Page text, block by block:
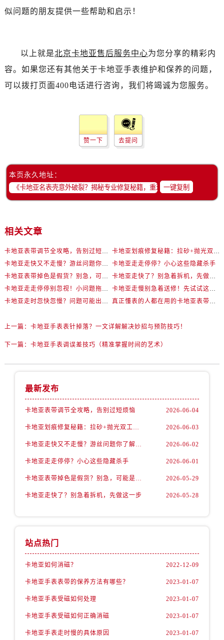
似问题的朋友提供一些帮助和启示！
以上就是北京卡地亚售后服务中心为您分享的精彩内
容。如果您还有其他关于卡地亚手表维护和保养的问题，
可以拨打页面400电话进行咨询，我们将竭诚为您服务。
赞一下 去提问
本页永久地址：
一键复制
相关文章
卡地亚表带调节全攻略，告别过短烦恼
卡地亚划痕修复秘籍：拉砂+抛光双工艺还原如新
卡地亚走快又不走慢？游丝问题你了解多少？
卡地亚走走停停？小心这些隐藏杀手
卡地亚表带掉色是假货？别急，可能是这些日常习惯惹的祸
卡地亚走快了？别急着拆机，先做这一步
卡地亚走走停停别忽视！小问题拖成大修很烧钱
卡地亚走慢别急着送修！先试试这些方法
卡地亚走时忽快忽慢？问题可能出在你睡觉时！
真正懂表的人都在用的卡地亚表带调节技巧
上一篇： 卡地亚手表表针掉落？一文详解解决妙招与预防技巧！
下一篇： 卡地亚手表调误差技巧（精准掌握时间的艺术）
最新发布
卡地亚表带调节全攻略，告别过短烦恼 2026-06-04
卡地亚划痕修复秘籍：拉砂+抛光双工艺还原如新 2026-06-03
卡地亚走快又不走慢？游丝问题你了解多少？ 2026-06-02
卡地亚走走停停？小心这些隐藏杀手 2026-06-01
卡地亚表带掉色是假货？别急，可能是这些日常习惯惹的祸 2026-05-29
卡地亚走快了？别急着拆机，先做这一步 2026-05-28
站点热门
卡地亚如何消磁？ 2022-12-09
卡地亚手表表带的保养方法有哪些？ 2023-01-07
卡地亚手表受磁如何处理 2023-01-07
卡地亚手表受磁如何正确消磁 2023-01-07
卡地亚手表走时慢的具体原因 2023-01-07